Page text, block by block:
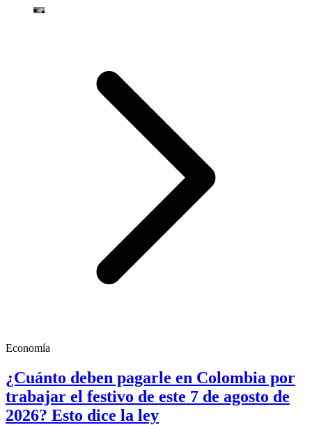
Economía
¿Cuánto deben pagarle en Colombia por
trabajar el festivo de este 7 de agosto de
2026? Esto dice la ley